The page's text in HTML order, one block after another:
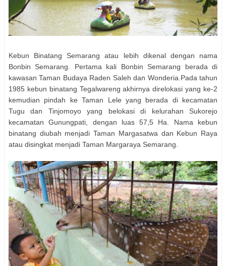
Kebun Binatang Semarang atau lebih dikenal dengan nama
Bonbin Semarang. Pertama kali Bonbin Semarang berada di
kawasan Taman Budaya Raden Saleh dan Wonderia.Pada tahun
1985 kebun binatang Tegalwareng akhirnya direlokasi yang ke-2
kemudian pindah ke Taman Lele yang berada di kecamatan
Tugu dan Tinjomoyo yang belokasi di kelurahan Sukorejo
kecamatan Gunungpati, dengan luas 57,5 Ha. Nama kebun
binatang diubah menjadi Taman Margasatwa dan Kebun Raya
atau disingkat menjadi Taman Margaraya Semarang.